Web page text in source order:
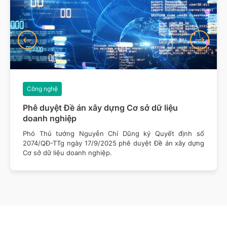
Phê duyệt Đề án xây dựng Cơ sở dữ liệu
doanh nghiệp
Công nghệ
Phó Thủ tướng Nguyễn Chí Dũng ký Quyết định số
2074/QĐ-TTg ngày 17/9/2025 phê duyệt Đề án xây dựng
Cơ sở dữ liệu doanh nghiệp.